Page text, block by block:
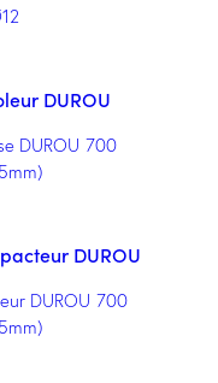
DUROU
DUROU